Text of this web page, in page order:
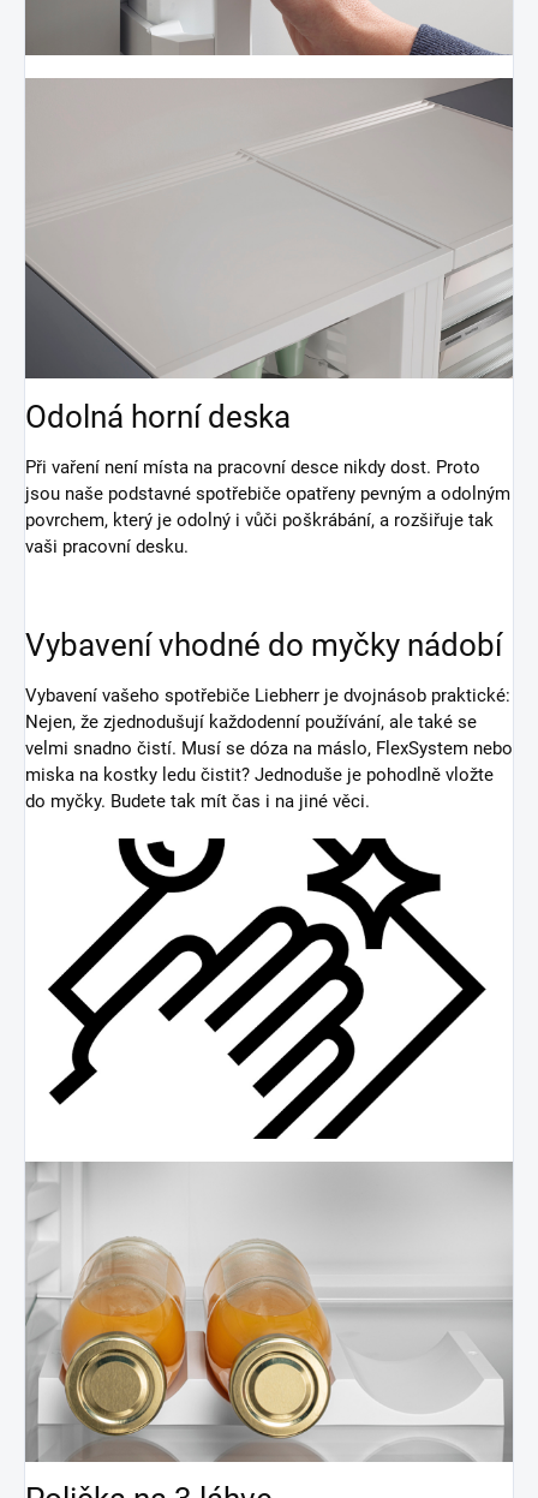
Odolná horní deska
Při vaření není místa na pracovní desce nikdy dost. Proto
jsou naše podstavné spotřebiče opatřeny pevným a odolným
povrchem, který je odolný i vůči poškrábání, a rozšiřuje tak
vaši pracovní desku.
Vybavení vhodné do myčky nádobí
Vybavení vašeho spotřebiče Liebherr je dvojnásob praktické:
Nejen, že zjednodušují každodenní používání, ale také se
velmi snadno čistí. Musí se dóza na máslo, FlexSystem nebo
miska na kostky ledu čistit? Jednoduše je pohodlně vložte
do myčky. Budete tak mít čas i na jiné věci.